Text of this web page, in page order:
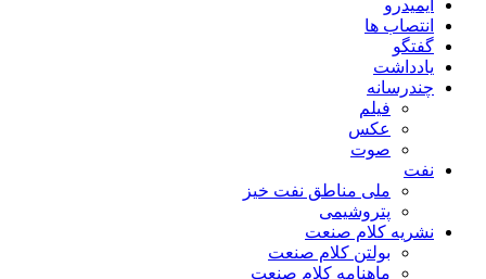
ایمیدرو
انتصاب ها
گفتگو
یادداشت
چندرسانه
فیلم
عکس
صوت
نفت
ملی مناطق نفت خیز
پتروشیمی
نشریه کلام صنعت
بولتن کلام صنعت
ماهنامه کلام صنعت